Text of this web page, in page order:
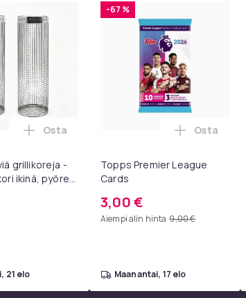
- Strassit laatikossa - DIY-strassit - koko
/ -sovitin 1080P Universal Musta
grillikoreja -
ikinä, pyöreä
Lisää 2 kpl pyöriviä grillikoreja - Paras
Osta
21 elo
-67 %
Topps Premier League
Cards
3,00 €
Aiempi alin hinta 9,00 €
Lisää
Osta
maanantai, 17 elo